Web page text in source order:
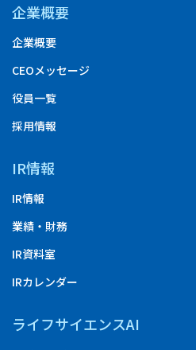
企業概要
企業概要
CEOメッセージ
役員一覧
採用情報
IR情報
IR情報
業績・財務
IR資料室
IRカレンダー
ライフサイエンスAI